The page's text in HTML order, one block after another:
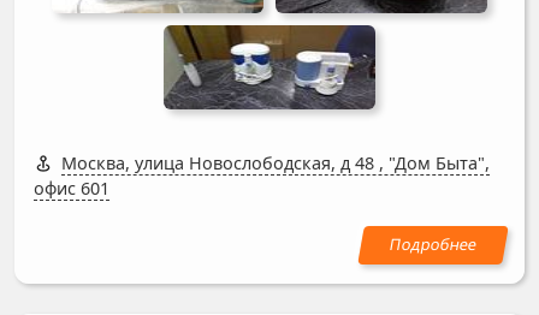
Москва, улица Новослободская, д 48 , "Дом Быта",
офис 601